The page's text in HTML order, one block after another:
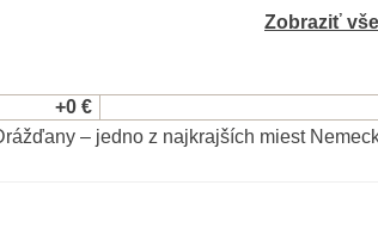
Zobraziť
+0 €
– jedno z najkrajších miest